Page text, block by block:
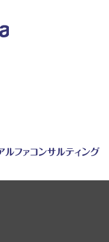
ホテル・旅館・観光業の事